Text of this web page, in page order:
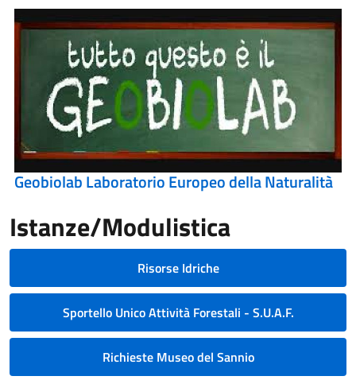
Geobiolab Laboratorio Europeo della Naturalità
Istanze/Modulistica
Risorse Idriche
Sportello Unico Attività Forestali - S.U.A.F.
Richieste Museo del Sannio